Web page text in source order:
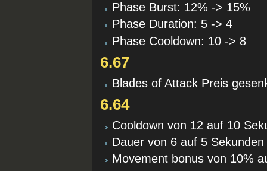
Phase Burst: 12% -> 15%
Phase Duration: 5 -> 4
Phase Cooldown: 10 -> 8
6.67
Blades of Attack Preis
6.64
Cooldown von 12 auf 10
Dauer von 6 auf 5
Movement bonus von 10%